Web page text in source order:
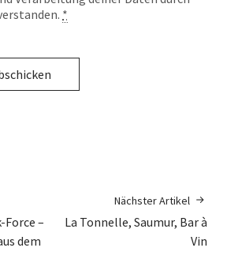
*
Force –
dem
Nächster Artikel
La Tonnelle, Saumur, Bar à
Vin